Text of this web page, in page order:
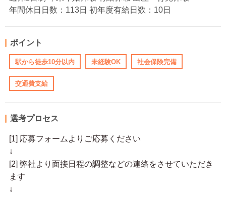
年間休日日数：113日 初年度有給日数：10日
ポイント
駅から徒歩10分以内 未経験OK 社会保険完備
交通費支給
選考プロセス
[1] 応募フォームよりご応募ください
↓
[2] 弊社より面接日程の調整などの連絡をさせていただき
ます
↓